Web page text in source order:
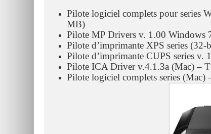
Pilote logiciel complets pour series
MB)
Pilote MP Drivers v. 1.00
Pilote d’imprimante XPS series
Pilote d’imprimante CUPS series v.
Pilote ICA Driver v.4.1.3a (Mac) –
Pilote logiciel complets series (Mac)